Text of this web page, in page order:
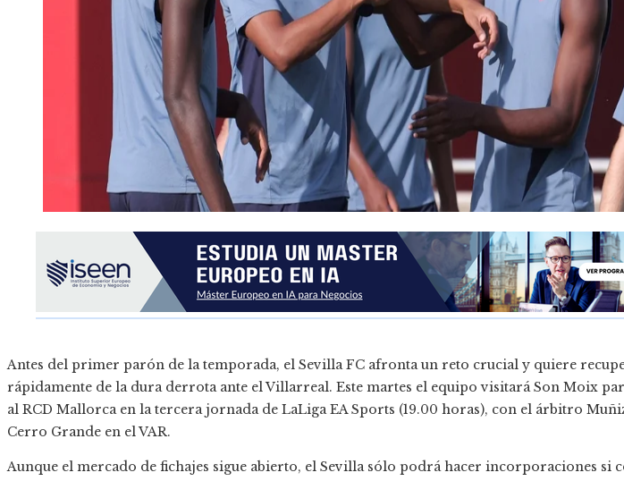
Antes del primer parón de la temporada, el Sevilla FC afronta un reto crucial y quiere
rápidamente de la dura derrota ante el Villarreal. Este martes el equipo visitará Son Moix
al RCD Mallorca en la tercera jornada de LaLiga EA Sports (19.00 horas), con el árbitro
Cerro Grande en el VAR.
Aunque el mercado de fichajes sigue abierto, el Sevilla sólo podrá hacer incorporaciones si